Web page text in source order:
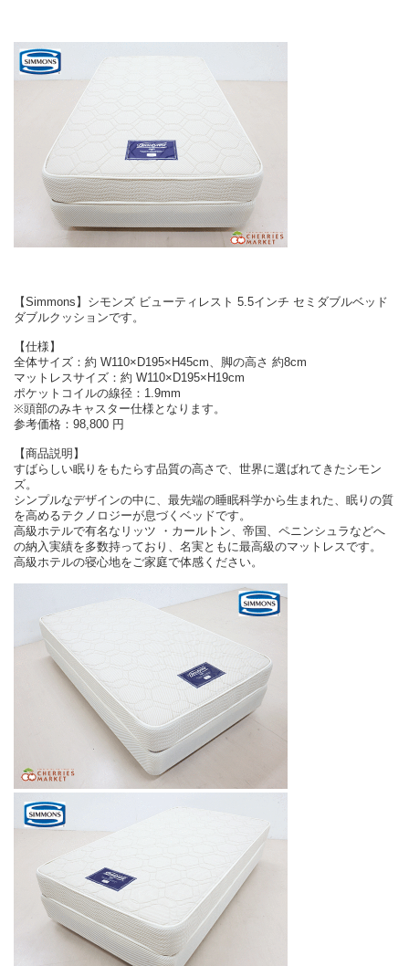
【Simmons】シモンズ ビューティレスト 5.5インチ セミダブルベッド
ダブルクッションです。
【仕様】
全体サイズ：約 W110×D195×H45cm、脚の高さ 約8cm
マットレスサイズ：約 W110×D195×H19cm
ポケットコイルの線径：1.9mm
※頭部のみキャスター仕様となります。
参考価格：98,800 円
【商品説明】
すばらしい眠りをもたらす品質の高さで、世界に選ばれてきたシモン
ズ。
シンプルなデザインの中に、最先端の睡眠科学から生まれた、眠りの質
を高めるテクノロジーが息づくベッドです。
高級ホテルで有名なリッツ ・カールトン、帝国、ペニンシュラなどへ
の納入実績を多数持っており、名実ともに最高級のマットレスです。
高級ホテルの寝心地をご家庭で体感ください。